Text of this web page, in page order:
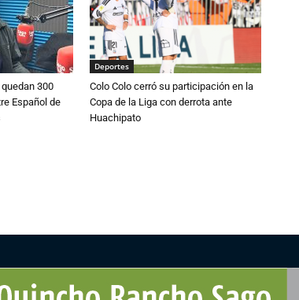
300
Español de
Deportes
Colo Colo cerró su participación en la
Copa de la Liga con derrota ante
Huachipato